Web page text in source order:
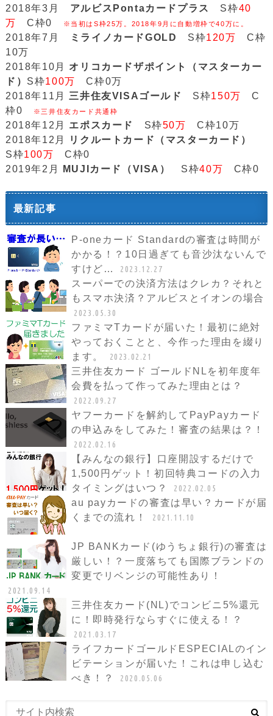
2018年3月 アルビスPontaカードプラス S枠40
万 C枠0 ※当初はS枠25万。2018年9月に自動増枠で40万に。
2018年7月 ミライノカードGOLD S枠120万 C枠
10万
2018年10月 オリコカードザポイント（マスターカー
ド） S枠100万
C枠0万
2018年11月 三井住友VISAゴールド S枠150万
C
枠0
※三井住友カード共通枠
2018年12月 エポスカード S枠50万 C枠10万
2018年12月
リクルートカード（マスターカード）
S枠100万 C枠0
2019年2月
MUJIカード（VISA） S枠40万 C枠0
最新記事
P-oneカード Standardの審査は時間が
かかる！？10日過ぎても音沙汰ないんで
すけど…
2023.12.27
スーパーでの決済方法はクレカ？それと
もスマホ決済？アルビスとイオンの場合
2023.05.30
ファミマTカードが届いた！最初に絶対
やっておくことと、今作った理由を綴り
ます。
2023.02.21
三井住友カード ゴールドNLを初年度年
会費を払って作ってみた理由とは？
2022.09.27
ヤフーカードを解約してPayPayカード
の申込みをしてみた！審査の結果は？！
2022.02.16
【みんなの銀行】口座開設するだけで
1,500円ゲット！初回特典コードの入力
タイミングはいつ？
2022.02.05
au payカードの審査は早い？カードが届
くまでの流れ！
2021.11.10
JP BANKカード(ゆうちょ銀行)の審査は
厳しい！？一度落ちても国際ブランドの
変更でリベンジの可能性あり！
2021.09.14
三井住友カード(NL)でコンビニ5%還元
に！即時発行ならすぐに使える！？
2021.03.17
ライフカードゴールドESPECIALのイン
ビテーションが届いた！これは申し込む
べき！？
2020.05.06